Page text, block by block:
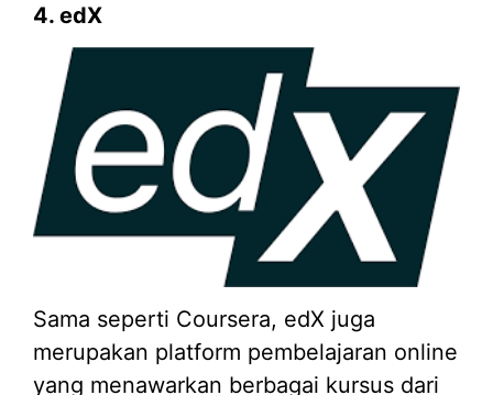
4. edX
Sama seperti Coursera, edX juga
merupakan platform pembelajaran online
yang menawarkan berbagai kursus dari